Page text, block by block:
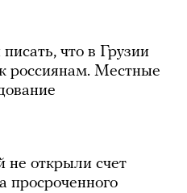
что в Грузии
россиянам. Местные
не открыли счет
просроченного